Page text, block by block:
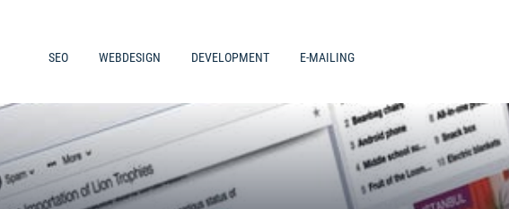
SEO WEBDESIGN DEVELOPMENT E-MAILING